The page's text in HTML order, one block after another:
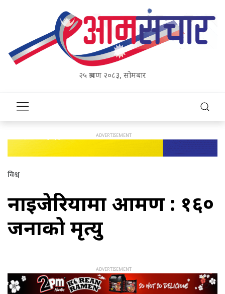
२५ श्रावण २०८३, सोमबार
विश्व
नाइजेरियामा आक्रमण : १६०
जनाको मृत्यु